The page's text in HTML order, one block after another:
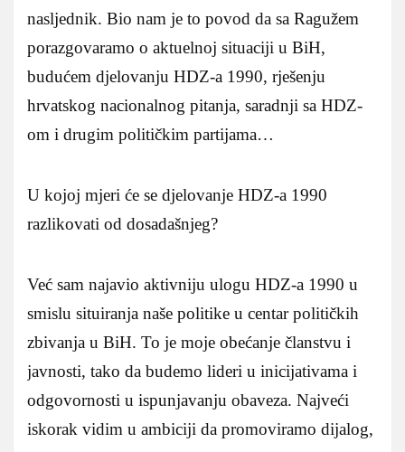
nasljednik. Bio nam je to povod da sa Ragužem
porazgovaramo o aktuelnoj situaciji u BiH,
budućem djelovanju HDZ-a 1990, rješenju
hrvatskog nacionalnog pitanja, saradnji sa HDZ-
om i drugim političkim partijama…
U kojoj mjeri će se djelovanje HDZ-a 1990
razlikovati od dosadašnjeg?
Već sam najavio aktivniju ulogu HDZ-a 1990 u
smislu situiranja naše politike u centar političkih
zbivanja u BiH. To je moje obećanje članstvu i
javnosti, tako da budemo lideri u inicijativama i
odgovornosti u ispunjavanju obaveza. Najveći
iskorak vidim u ambiciji da promoviramo dijalog,